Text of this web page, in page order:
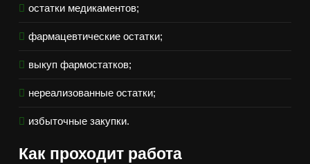
остатки медикаментов;
фармацевтические остатки;
выкуп фармостатков;
нереализованные остатки;
избыточные закупки.
Как проходит работа